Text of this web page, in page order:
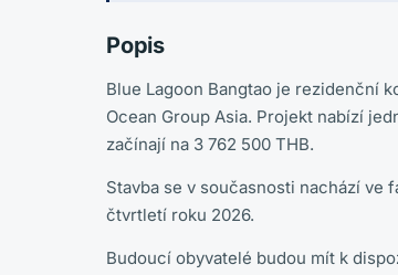
Popis
Blue Lagoon Bangtao je rezidenční
Ocean Group Asia. Projekt nabízí
začínají na 3 762 500 THB.
Stavba se v současnosti nachází ve
čtvrtletí roku 2026.
Budoucí obyvatelé budou mít k